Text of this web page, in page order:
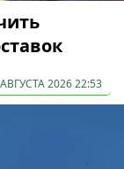
2026 22:53